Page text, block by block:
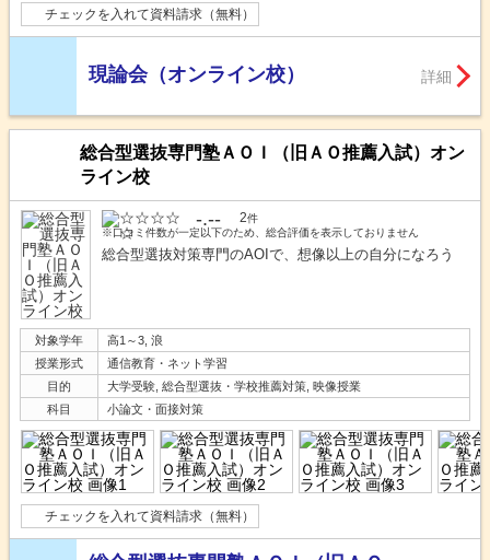
チェックを入れて資料請求（無料）
現論会（オンライン校） 詳細
総合型選抜専門塾ＡＯＩ（旧ＡＯ推薦入試）オン
ライン校
-.-- 2件
※口コミ件数が一定以下のため、総合評価を表示しておりません
総合型選抜対策専門のAOIで、想像以上の自分になろう
対象学年
高1～3, 浪
授業形式
通信教育・ネット学習
目的
大学受験, 総合型選抜・学校推薦対策, 映像授業
科目
小論文・面接対策
チェックを入れて資料請求（無料）